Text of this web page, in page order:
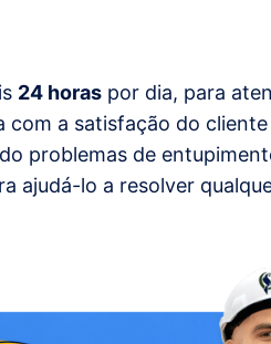
24 horaspor dia, para
com a satisfação do
problemas de
ajudá-lo a resolver